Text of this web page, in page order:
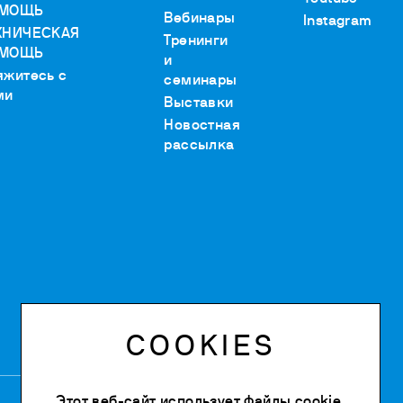
с
Вебинары
Тренинги
и
семинары
Выставки
Новостная
рассылка
Instagram
COOKIES